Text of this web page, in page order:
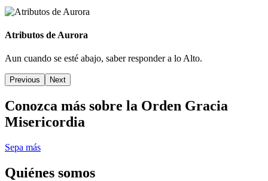
Atributos de Aurora
Aun cuando se esté abajo, saber responder a lo Alto.
Previous Next
Conozca más sobre la Orden Gracia
Misericordia
Sepa más
Quiénes somos